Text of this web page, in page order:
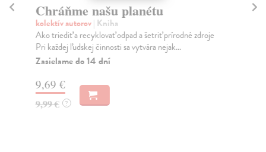
Chráňme našu planétu
kolektív autorov| Kniha
Ako triediť a recyklovať odpad a šetriť prírodné zdroje
Pri každej ľudskej činnosti sa vytvára nejak...
Zasielame do 14 dní
9,69 €
9,99 € ?